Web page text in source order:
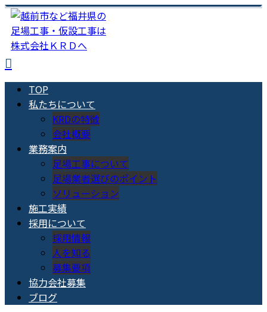
TOP
私たちについて
KRDの特徴
会社概要
業務案内
足場工事について
足場業者選びのポイント
ソリューション
施工実績
採用について
採用情報
人を知る
募集要項
協力会社募集
ブログ